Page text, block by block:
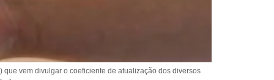
vem divulgar o coeficiente de atualização dos diversos